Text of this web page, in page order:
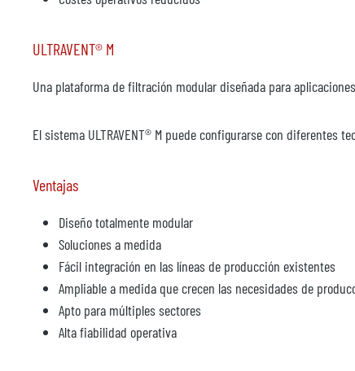
ULTRAVENT® M
Una plataforma de filtración modular diseñada para
El sistema ULTRAVENT® M puede configurarse con
Ventajas
Diseño totalmente modular
Soluciones a medida
Fácil integración en las líneas de producción existentes
Ampliable a medida que crecen las necesidades de
Apto para múltiples sectores
Alta fiabilidad operativa